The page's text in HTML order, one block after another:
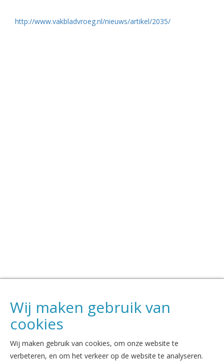
Wij maken gebruik van
cookies
Wij maken gebruik van cookies, om onze website te
verbeteren, en om het verkeer op de website te analyseren.
http://www.vakbladvroeg.nl/nieuws/artikel/2035/